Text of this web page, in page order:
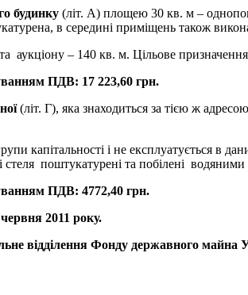
будинку (літ. А) площею 30 кв. м –
в середині приміщень також
аукціону – 140 кв. м. Цільове
ПДВ: 17 223,60 грн.
(літ. Г), яка знаходиться за тією ж
капітальності і не експлуатується в
стеля поштукатурені та побілені
ПДВ: 4772,40 грн.
2011 року.
відділення Фонду державного